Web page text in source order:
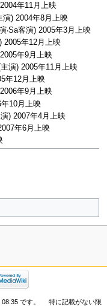
年11月上映
演) 2004年8月上映
‧Sa客演) 2005年3月上映
2005年12月上映
年9月上映
演) 2005年11月上映
年12月上映
年9月上映
10月上映
) 2007年4月上映
年6月上映
です。 特に記載がない限